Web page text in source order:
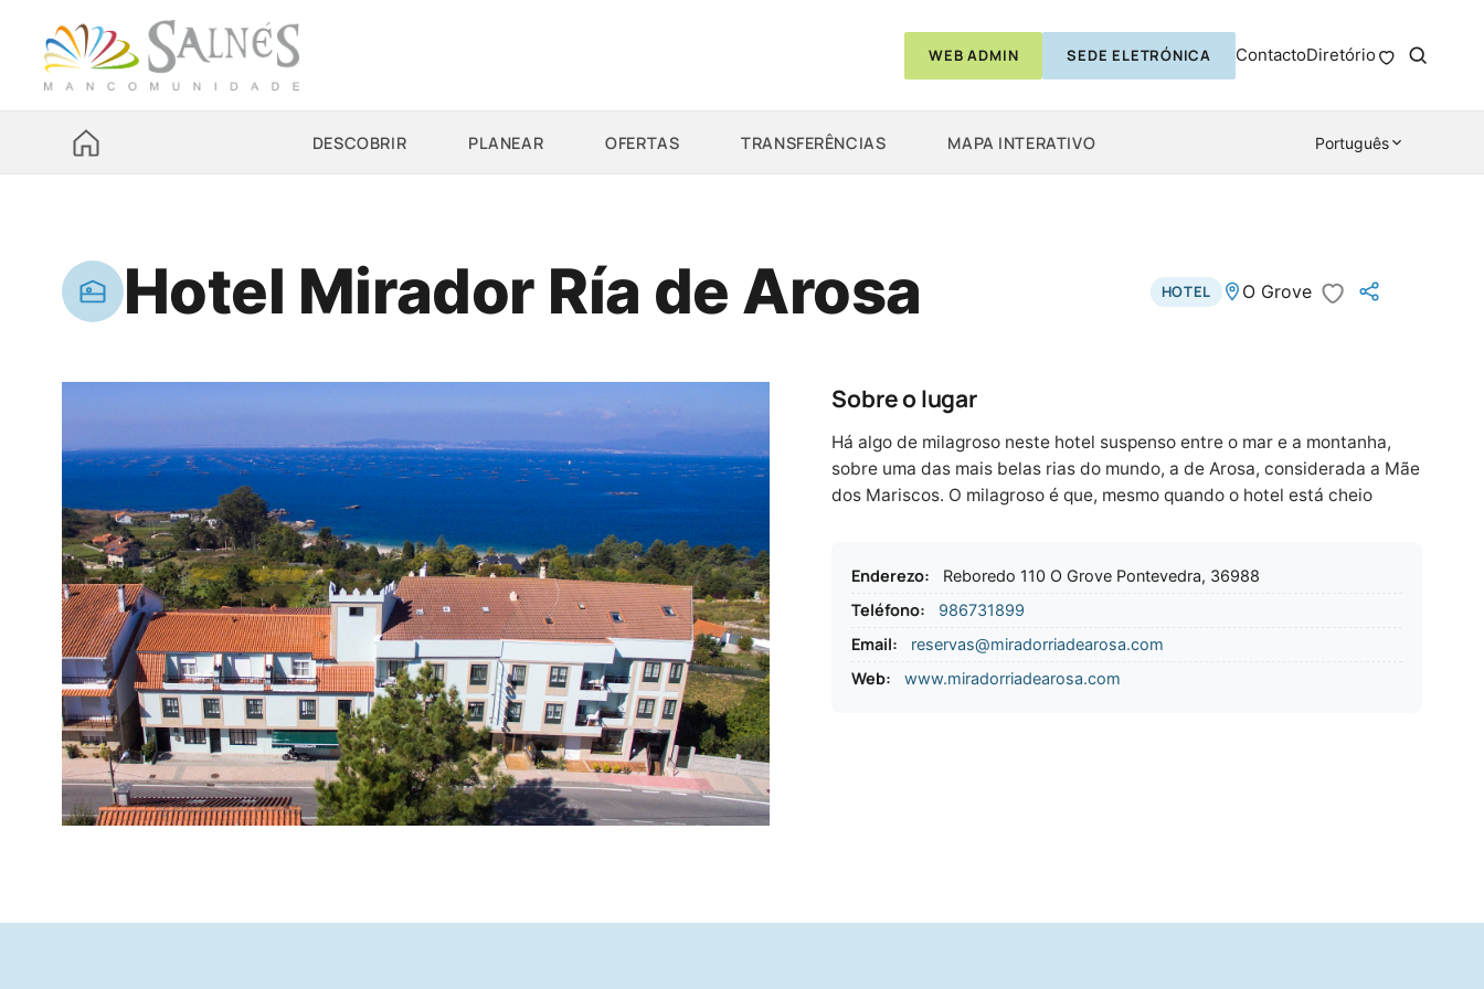
WEB ADMIN SEDE ELETRÓNICA ContactoDiretório
DESCOBRIR PLANEAR OFERTAS TRANSFERÊNCIAS MAPA INTERATIVO Português
Hotel Mirador Ría de Arosa HOTEL O Grove
Sobre o lugar
Há algo de milagroso neste hotel suspenso entre o mar e a montanha,
sobre uma das mais belas rias do mundo, a de Arosa, considerada a Mãe
dos Mariscos. O milagroso é que, mesmo quando o hotel está cheio
Enderezo: Reboredo 110 O Grove Pontevedra, 36988
Teléfono: 986731899
Email: reservas@miradorriadearosa.com
Web: www.miradorriadearosa.com